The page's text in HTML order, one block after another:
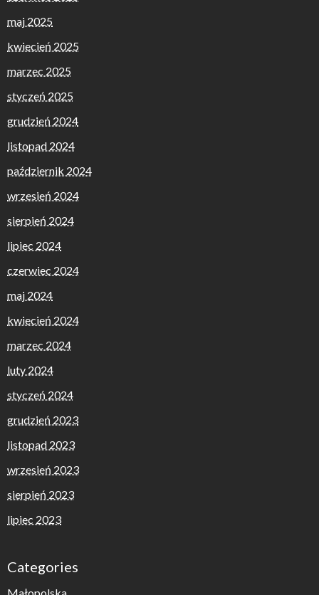
maj 2025
kwiecień 2025
marzec 2025
styczeń 2025
grudzień 2024
listopad 2024
październik 2024
wrzesień 2024
sierpień 2024
lipiec 2024
czerwiec 2024
maj 2024
kwiecień 2024
marzec 2024
luty 2024
styczeń 2024
grudzień 2023
listopad 2023
wrzesień 2023
sierpień 2023
lipiec 2023
Categories